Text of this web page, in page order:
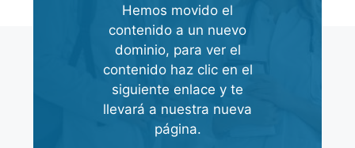
Hemos movido el
contenido a un nuevo
dominio, para ver el
contenido haz clic en el
siguiente enlace y te
llevará a nuestra nueva
página.